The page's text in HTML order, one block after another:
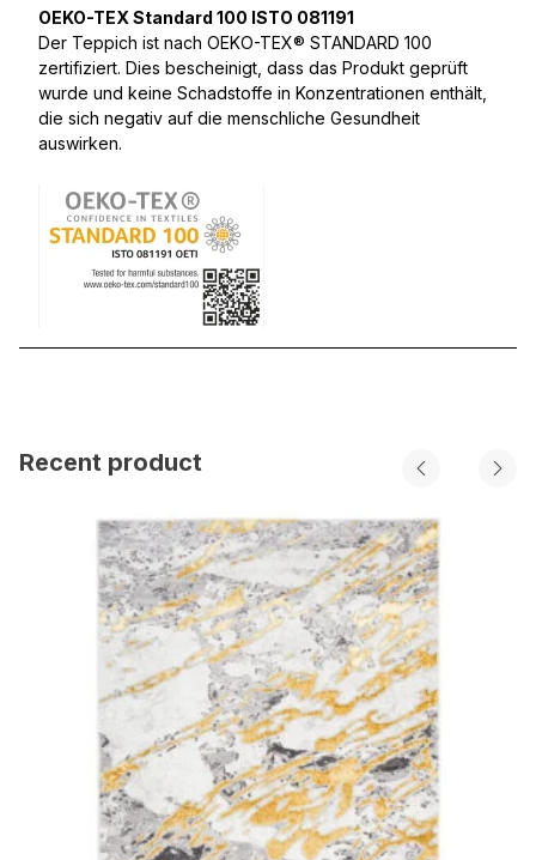
OEKO-TEX Standard 100 ISTO 081191
Der Teppich ist nach OEKO-TEX® STANDARD 100
zertifiziert. Dies bescheinigt, dass das Produkt geprüft
wurde und keine Schadstoffe in Konzentrationen enthält,
die sich negativ auf die menschliche Gesundheit
auswirken.
Recent product